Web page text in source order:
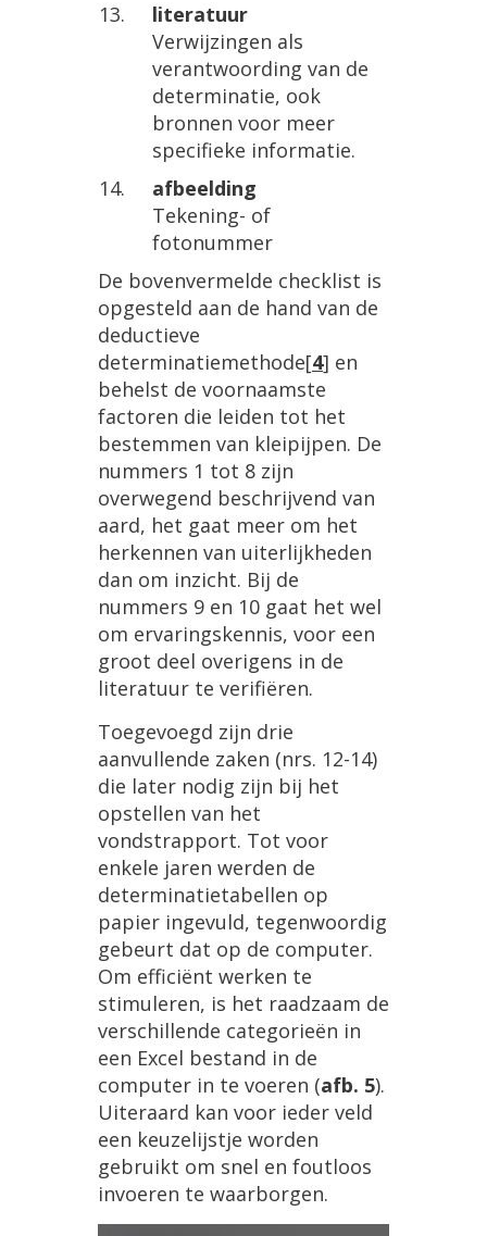
literatuur
Verwijzingen als
verantwoording van de
determinatie, ook
bronnen voor meer
specifieke informatie.
afbeelding
Tekening- of
fotonummer
De bovenvermelde checklist is
opgesteld aan de hand van de
deductieve
determinatiemethode[4] en
behelst de voornaamste
factoren die leiden tot het
bestemmen van kleipijpen. De
nummers 1 tot 8 zijn
overwegend beschrijvend van
aard, het gaat meer om het
herkennen van uiterlijkheden
dan om inzicht. Bij de
nummers 9 en 10 gaat het wel
om ervaringskennis, voor een
groot deel overigens in de
literatuur te verifiëren.
Toegevoegd zijn drie
aanvullende zaken (nrs. 12-14)
die later nodig zijn bij het
opstellen van het
vondstrapport. Tot voor
enkele jaren werden de
determinatietabellen op
papier ingevuld, tegenwoordig
gebeurt dat op de computer.
Om efficiënt werken te
stimuleren, is het raadzaam de
verschillende categorieën in
een Excel bestand in de
computer in te voeren (afb. 5).
Uiteraard kan voor ieder veld
een keuzelijstje worden
gebruikt om snel en foutloos
invoeren te waarborgen.